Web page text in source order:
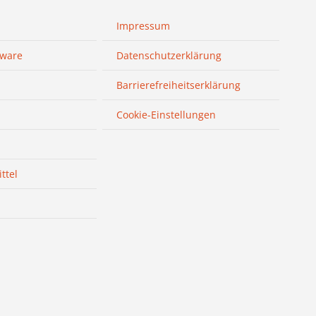
Impressum
Datenschutzerklärung
Barrierefreiheitserklärung
Cookie-Einstellungen